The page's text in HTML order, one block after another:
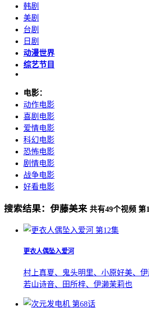
韩剧
美剧
台剧
日剧
动漫世界
综艺节目
电影：
动作电影
喜剧电影
爱情电影
科幻电影
恐怖电影
剧情电影
战争电影
好看电影
搜索结果： 伊藤美来 共有49个视频 第1
第12集
更衣人偶坠入爱河
村上真夏、鬼头明里、小原好美、伊
若山诗音、田所梓、伊濑茉莉也
第68话